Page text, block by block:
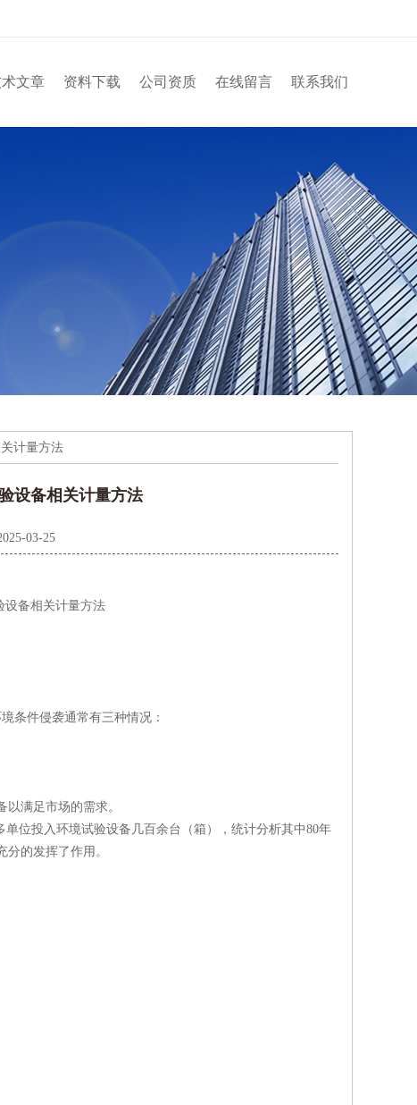
文章 资料下载 公司资质 在线留言 联系我们
计量方法
设备相关计量方法
03-25
条件侵袭通常有三种情况：
满足市场的需求。
位投入环境试验设备几百余台（箱），统计分析其中80年
的发挥了作用。